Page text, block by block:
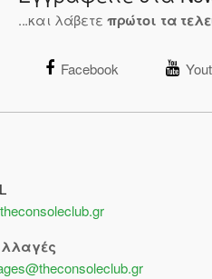
...και λάβετε πρώτοι τα
Facebook